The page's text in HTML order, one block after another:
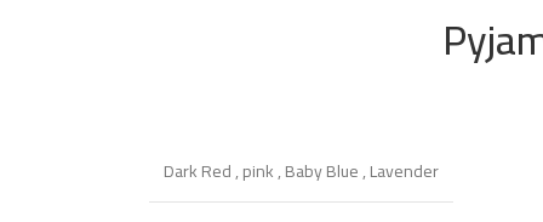
Dark Red,pink,Baby Blue,Lavender